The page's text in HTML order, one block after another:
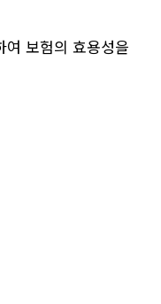
여 보험의 효용성을